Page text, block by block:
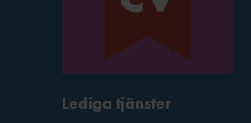
Lediga tjänster